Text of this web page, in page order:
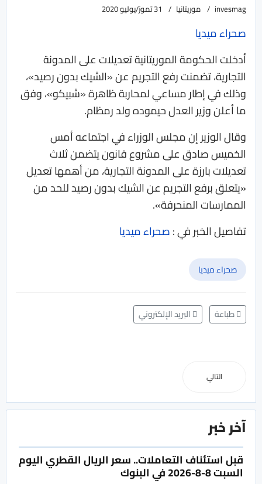
invesmag موريتانيا 31 تموز/يوليو 2020
صحراء ميديا
أدخلت الحكومة الموريتانية تعديلات على المدونة
التجارية، تضمنت رفع التجريم عن «الشيك بدون رصيد»،
وذلك في إطار مساعي لمحاربة ظاهرة «شبيكو»، وفق
ما أعلن وزير العدل حيموده ولد رمظام.
وقال الوزير إن مجلس الوزراء في اجتماعه أمس
الخميس صادق على مشروع قانون يتضمن ثلاث
تعديلات بارزة على المدونة التجارية، من أهمها تعديل
«يتعلق برفع التجريم عن الشيك بدون رصيد للحد من
الممارسات المنحرفة».
تفاصيل الخبر في :صحراء ميديا
صحراء ميديا
طباعة البريد الإلكتروني
التالي
آخر خبر
قبل استئناف التعاملات.. سعر الريال القطري اليوم
السبت 8-8-2026 في البنوك